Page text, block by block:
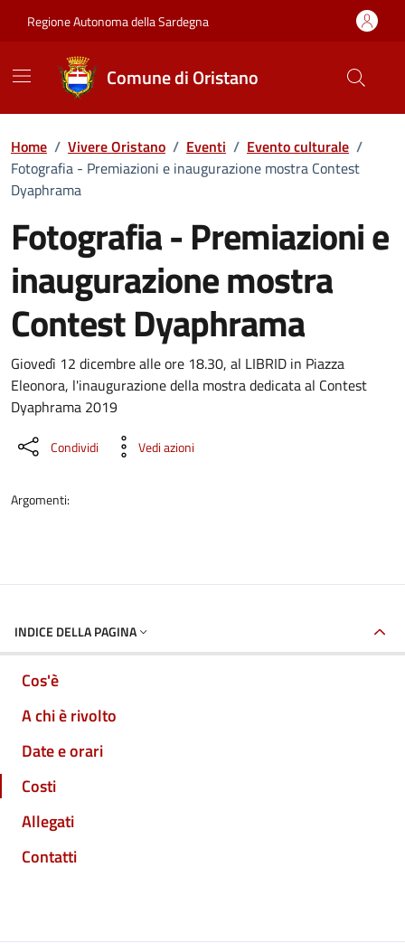
Regione Autonoma della Sardegna
Comune di Oristano
Home / Vivere Oristano / Eventi / Evento culturale /
Fotografia - Premiazioni e inaugurazione mostra Contest
Dyaphrama
Fotografia - Premiazioni e
inaugurazione mostra
Contest Dyaphrama
Dettaglio dell'evento
Giovedì 12 dicembre alle ore 18.30, al LIBRID in Piazza
Eleonora, l'inaugurazione della mostra dedicata al Contest
Dyaphrama 2019
Condividi Vedi azioni
Argomenti:
INDICE DELLA PAGINA
Cos'è
A chi è rivolto
Date e orari
Costi
Allegati
Contatti